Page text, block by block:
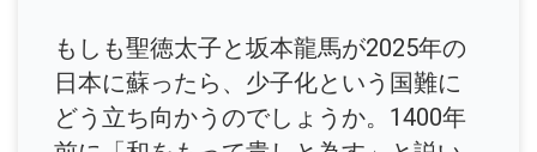
もしも聖徳太子と坂本龍馬が2025年の
日本に蘇ったら、少子化という国難に
どう立ち向かうのでしょうか。1400年